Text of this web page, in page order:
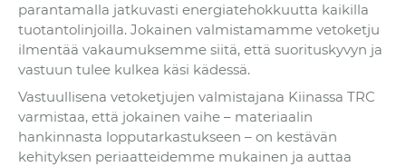
parantamalla jatkuvasti energiatehokkuutta kaikilla
tuotantolinjoilla. Jokainen valmistamamme vetoketju
ilmentää vakaumuksemme siitä, että suorituskyvyn ja
vastuun tulee kulkea käsi kädessä.
Vastuullisena vetoketjujen valmistajana Kiinassa TRC
varmistaa, että jokainen vaihe – materiaalin
hankinnasta lopputarkastukseen – on kestävän
kehityksen periaatteidemme mukainen ja auttaa